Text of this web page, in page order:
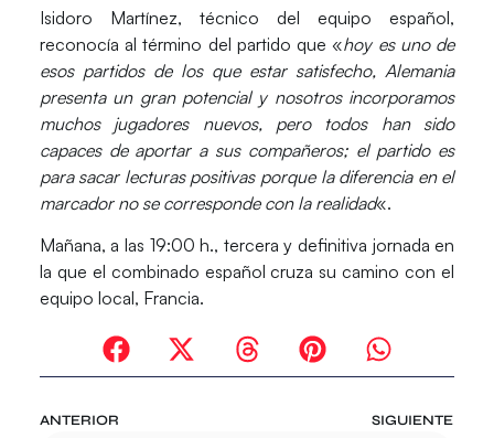
Isidoro Martínez, técnico del equipo español,
reconocía al término del partido que «hoy es uno de
esos partidos de los que estar satisfecho, Alemania
presenta un gran potencial y nosotros incorporamos
muchos jugadores nuevos, pero todos han sido
capaces de aportar a sus compañeros; el partido es
para sacar lecturas positivas porque la diferencia en el
marcador no se corresponde con la realidad«.
Mañana, a las 19:00 h., tercera y definitiva jornada en
la que el combinado español cruza su camino con el
equipo local, Francia.
ANTERIOR SIGUIENTE